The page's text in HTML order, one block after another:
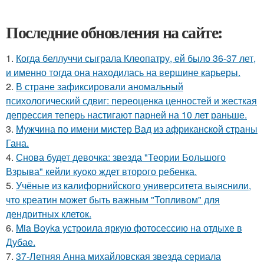
Последние обновления на сайте:
1. Когда беллуччи сыграла Клеопатру, ей было 36-37 лет,
и именно тогда она находилась на вершине карьеры.
2. В стране зафиксировали аномальный
психологический сдвиг: переоценка ценностей и жесткая
депрессия теперь настигают парней на 10 лет раньше.
3. Мужчина по имени мистер Вад из африканской страны
Гана.
4. Снова будет девочка: звезда "Теории Большого
Взрыва" кейли куоко ждет второго ребенка.
5. Учёные из калифорнийского университета выяснили,
что креатин может быть важным "Топливом" для
дендритных клеток.
6. Mia Boyka устроила яркую фотосессию на отдыхе в
Дубае.
7. 37-Летняя Анна михайловская звезда сериала